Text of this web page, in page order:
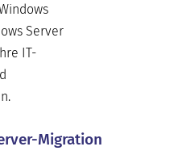
Server
IT-
Migration